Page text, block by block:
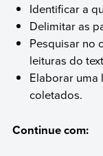
Identificar a
Delimitar as
Pesquisar no
leituras do
Elaborar uma
coletados.
Continue com: